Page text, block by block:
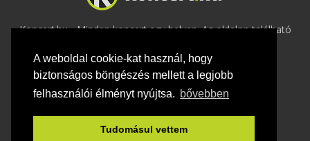
A weboldal cookie-kat használ, hogy
biztonságos böngészés mellett a legjobb
felhasználói élményt nyújtsa. bővebben
Tudomásul vettem
Koncert.hu - Minden koncert egy helyen. Az oldalon található
2020 Adatvédelem-ÁSZF-Felhasználási
feltételek-Webmaster- Kapcsolat és üzenet küldés